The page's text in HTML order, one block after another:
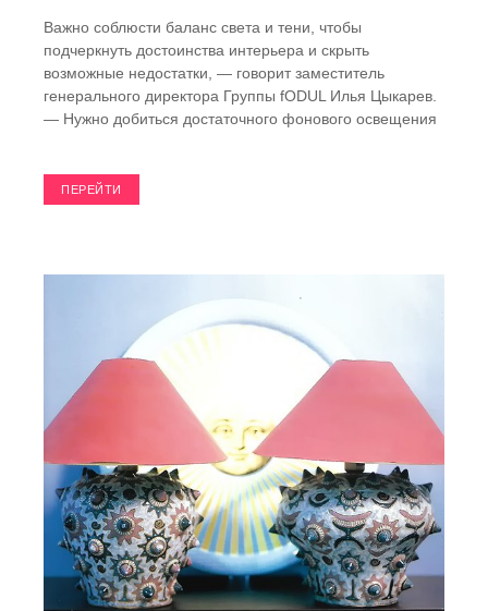
Важно соблюсти баланс света и тени, чтобы
подчеркнуть достоинства интерьера и скрыть
возможные недостатки, — говорит заместитель
генерального директора Группы fODUL Илья Цыкарев.
— Нужно добиться достаточного фонового освещения
ПЕРЕЙТИ